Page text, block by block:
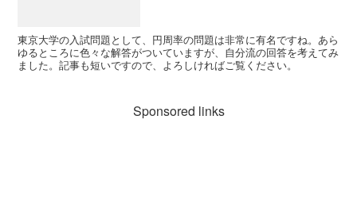
東京大学の入試問題として、円周率の問題は非常に有名ですね。あら
ゆるところに色々な解答がついていますが、自分流の回答を考えてみ
ました。記事も短いですので、よろしければご覧ください。
Sponsored links